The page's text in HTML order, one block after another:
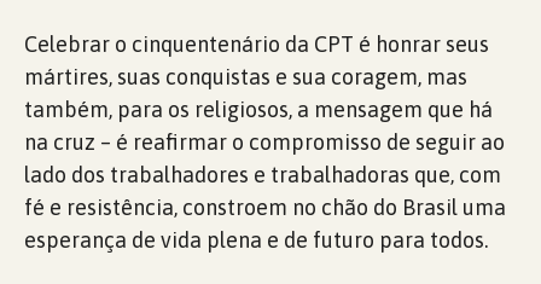
Celebrar o cinquentenário da CPT é honrar seus
mártires, suas conquistas e sua coragem, mas
também, para os religiosos, a mensagem que há
na cruz – é reafirmar o compromisso de seguir ao
lado dos trabalhadores e trabalhadoras que, com
fé e resistência, constroem no chão do Brasil uma
esperança de vida plena e de futuro para todos.